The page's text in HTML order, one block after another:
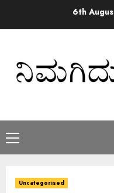
6th
Uncategorised